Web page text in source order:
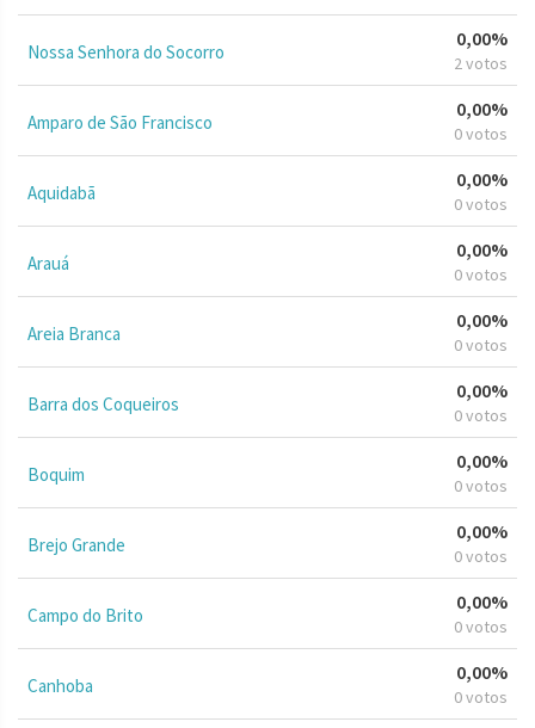
Nossa Senhora do Socorro
0,00%
2 votos
Amparo de São Francisco
0,00%
0 votos
Aquidabã
0,00%
0 votos
Arauá
0,00%
0 votos
Areia Branca
0,00%
0 votos
Barra dos Coqueiros
0,00%
0 votos
Boquim
0,00%
0 votos
Brejo Grande
0,00%
0 votos
Campo do Brito
0,00%
0 votos
Canhoba
0,00%
0 votos